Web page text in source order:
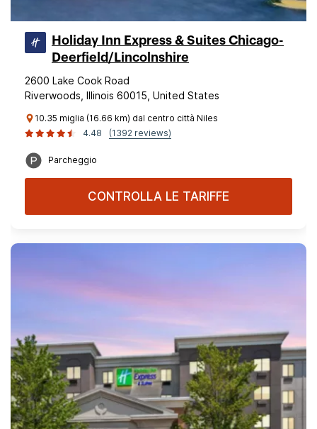
Holiday Inn Express & Suites Chicago-
Deerfield/Lincolnshire
2600 Lake Cook Road
Riverwoods, Illinois 60015, United States
10.35 miglia (16.66 km) dal centro città Niles
4.48
(1392 reviews)
Parcheggio
CONTROLLA LE TARIFFE